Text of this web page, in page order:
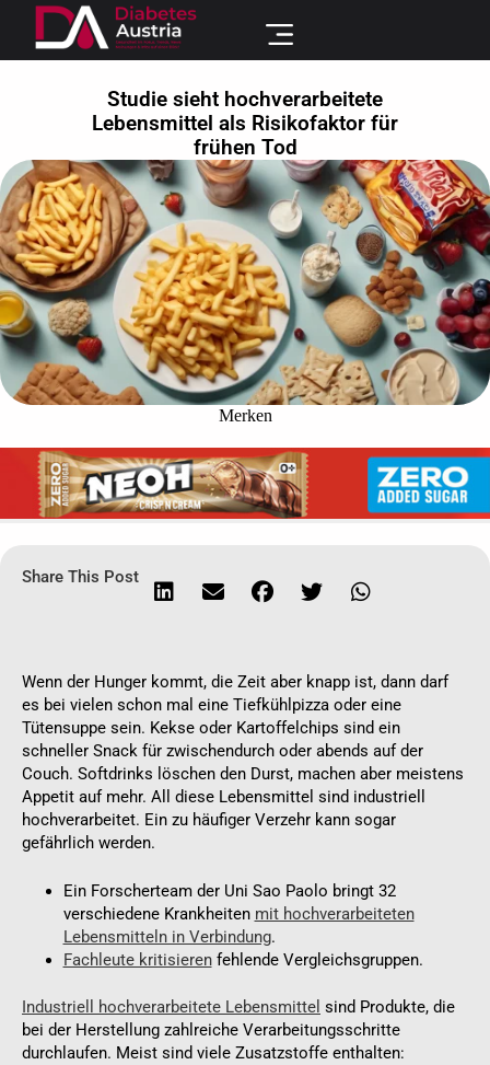
Studie sieht hochverarbeitete
Lebensmittel als Risikofaktor für
frühen Tod
Merken
Share This Post
Wenn der Hunger kommt, die Zeit aber knapp ist, dann darf
es bei vielen schon mal eine Tiefkühlpizza oder eine
Tütensuppe sein. Kekse oder Kartoffelchips sind ein
schneller Snack für zwischendurch oder abends auf der
Couch. Softdrinks löschen den Durst, machen aber meistens
Appetit auf mehr. All diese Lebensmittel sind industriell
hochverarbeitet. Ein zu häufiger Verzehr kann sogar
gefährlich werden.
Ein Forscherteam der Uni Sao Paolo bringt 32
verschiedene Krankheiten mit hochverarbeiteten
Lebensmitteln in Verbindung.
Fachleute kritisierenfehlende Vergleichsgruppen.
Industriell hochverarbeitete Lebensmittel sind Produkte, die
bei der Herstellung zahlreiche Verarbeitungsschritte
durchlaufen. Meist sind viele Zusatzstoffe enthalten: